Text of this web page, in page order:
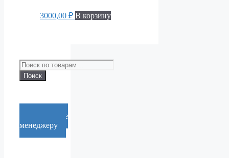
3000,00 ₽ В корзину
Искать:
Поиск
Cообщение
менеджеру